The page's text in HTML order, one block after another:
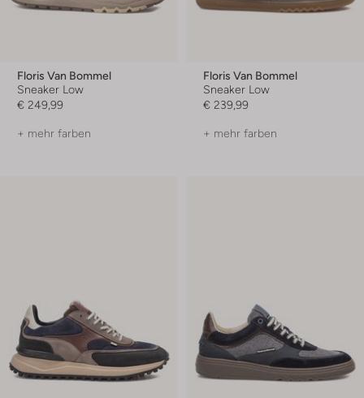
Floris Van Bommel
Sneaker Low
€ 249,99
+ mehr farben
Floris Van Bommel
Sneaker Low
€ 239,99
+ mehr farben